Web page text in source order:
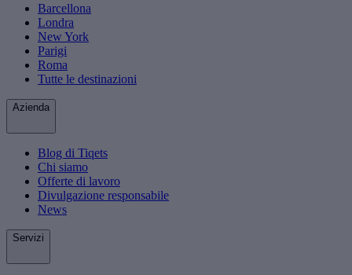
Barcellona
Londra
New York
Parigi
Roma
Tutte le destinazioni
Azienda
Blog di Tiqets
Chi siamo
Offerte di lavoro
Divulgazione responsabile
News
Servizi